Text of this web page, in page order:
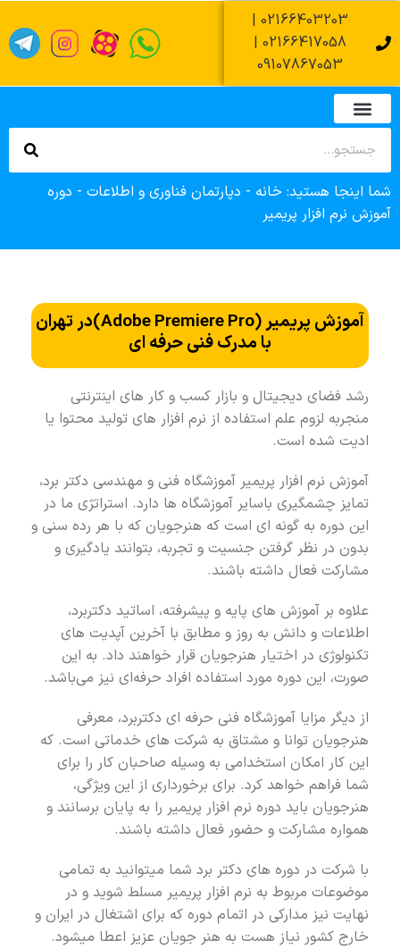
02166403203 |
02166417058 |
09107867053
شما اینجا هستید: خانه - دپارتمان فناوری و اطلاعات - دوره
آموزش نرم افزار پریمیر
آموزش پریمیر (Adobe Premiere Pro)در تهران
با مدرک فنی حرفه ای
رشد فضای دیجیتال و بازار کسب و کار های اینترنتی
منجربه لزوم علم استفاده از نرم افزار های تولید محتوا یا
ادیت شده است.
آموزش نرم افزار پریمیر آموزشگاه فنی و مهندسی دکتر برد،
تمایز چشمگیری باسایر آموزشگاه ها دارد. استراتژی ما در
این دوره به گونه ای است که هنرجویان که با هر رده سنی و
بدون در نظر گرفتن جنسیت و تجربه، بتوانند یادگیری و
مشارکت فعال داشته باشند.
علاوه بر آموزش های پایه و پیشرفته، اساتید دکتربرد،
اطلاعات و دانش به روز و مطابق با آخرین آپدیت های
تکنولوژی در اختیار هنرجویان قرار خواهند داد. به این
صورت، این دوره مورد استفاده افراد حرفه‌ای نیز می‌باشد.
از دیگر مزایا آموزشگاه فنی حرفه ای دکتربرد، معرفی
هنرجویان توانا و مشتاق به شرکت های خدماتی است. که
این کار امکان استخدامی به وسیله صاحبان کار را برای
شما فراهم خواهد کرد. برای برخورداری از این ویژگی،
هنرجویان باید دوره نرم افزار پریمیر را به پایان برسانند و
همواره مشارکت و حضور فعال داشته باشند.
با شرکت در دوره ­های دکتر برد شما می­توانید به تمامی
موضوعات مربوط به نرم افزار پریمیر مسلط شوید و در
نهایت نیز مدارکی در اتمام دوره که برای اشتغال در ایران و
خارج کشور نیاز هست به هنر جویان عزیز اعطا میشود.